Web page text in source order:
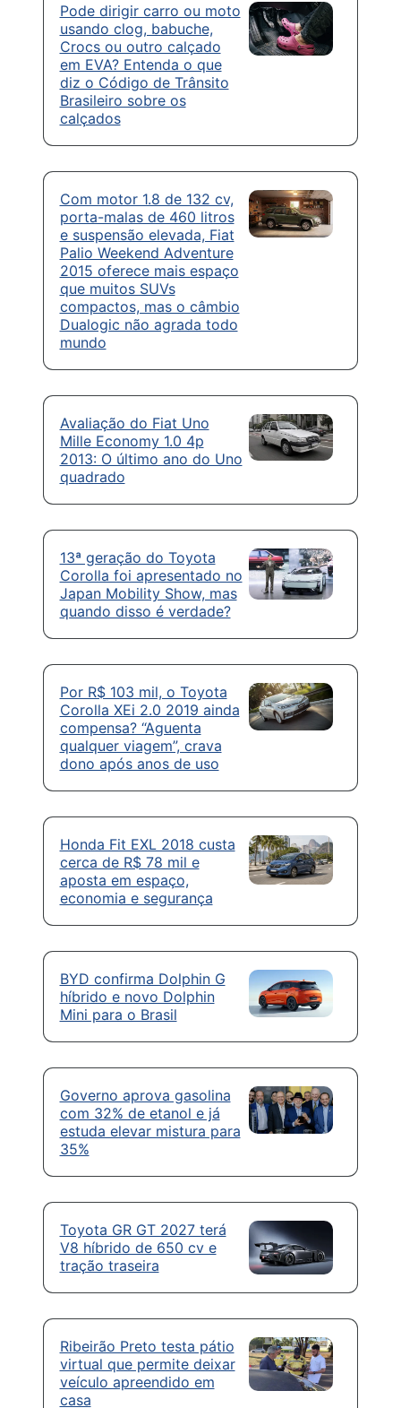
Pode dirigir carro ou moto
usando clog, babuche,
Crocs ou outro calçado
em EVA? Entenda o que
diz o Código de Trânsito
Brasileiro sobre os
calçados
Com motor 1.8 de 132 cv,
porta-malas de 460 litros
e suspensão elevada, Fiat
Palio Weekend Adventure
2015 oferece mais espaço
que muitos SUVs
compactos, mas o câmbio
Dualogic não agrada todo
mundo
Avaliação do Fiat Uno
Mille Economy 1.0 4p
2013: O último ano do Uno
quadrado
13ª geração do Toyota
Corolla foi apresentado no
Japan Mobility Show, mas
quando disso é verdade?
Por R$ 103 mil, o Toyota
Corolla XEi 2.0 2019 ainda
compensa? “Aguenta
qualquer viagem”, crava
dono após anos de uso
Honda Fit EXL 2018 custa
cerca de R$ 78 mil e
aposta em espaço,
economia e segurança
BYD confirma Dolphin G
híbrido e novo Dolphin
Mini para o Brasil
Governo aprova gasolina
com 32% de etanol e já
estuda elevar mistura para
35%
Toyota GR GT 2027 terá
V8 híbrido de 650 cv e
tração traseira
Ribeirão Preto testa pátio
virtual que permite deixar
veículo apreendido em
casa